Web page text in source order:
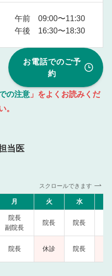
午前 09:00〜11:30
午後 16:30〜18:30
お電話でのご予
約
の注意」をよくお読みくだ
。
当医
スクロールできます
月 火 水
院長
副院長
院長 院長
院長 休診 院長